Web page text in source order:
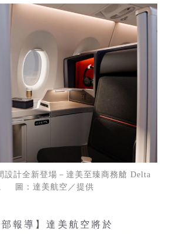
設計全新登場－達美至臻商務艙 Delta
圖：達美航空／提供
報導】達美航空將於